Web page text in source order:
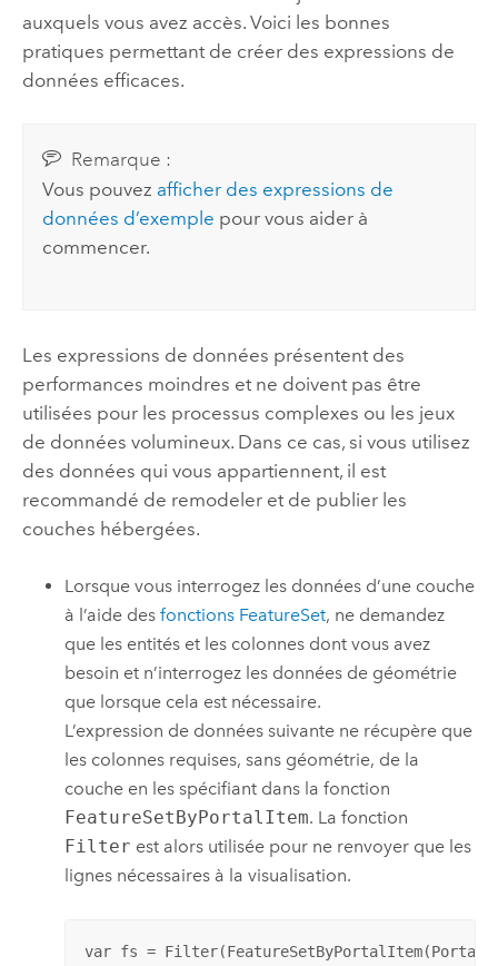
auxquels vous avez accès. Voici les bonnes
pratiques permettant de créer des expressions de
données efficaces.
Remarque :
Vous pouvez afficher des expressions de
données d’exemple pour vous aider à
commencer.
Les expressions de données présentent des
performances moindres et ne doivent pas être
utilisées pour les processus complexes ou les jeux
de données volumineux. Dans ce cas, si vous utilisez
des données qui vous appartiennent, il est
recommandé de remodeler et de publier les
couches hébergées.
Lorsque vous interrogez les données d’une couche
à l’aide desfonctions FeatureSet, ne demandez
que les entités et les colonnes dont vous avez
besoin et n’interrogez les données de géométrie
que lorsque cela est nécessaire.
L’expression de données suivante ne récupère que
les colonnes requises, sans géométrie, de la
couche en les spécifiant dans la fonction
FeatureSetByPortalItem. La fonction
Filter est alors utilisée pour ne renvoyer que les
lignes nécessaires à la visualisation.
var fs =